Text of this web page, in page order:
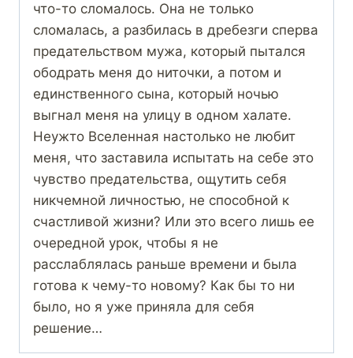
что-то сломалось. Она не только
сломалась, а разбилась в дребезги сперва
предательством мужа, который пытался
ободрать меня до ниточки, а потом и
единственного сына, который ночью
выгнал меня на улицу в одном халате.
Неужто Вселенная настолько не любит
меня, что заставила испытать на себе это
чувство предательства, ощутить себя
никчемной личностью, не способной к
счастливой жизни? Или это всего лишь ее
очередной урок, чтобы я не
расслаблялась раньше времени и была
готова к чему-то новому? Как бы то ни
было, но я уже приняла для себя
решение…